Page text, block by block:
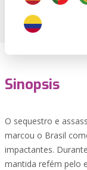
Sinopsis
O sequestro e
marcou o Brasil
impactantes.
mantida refém pelo